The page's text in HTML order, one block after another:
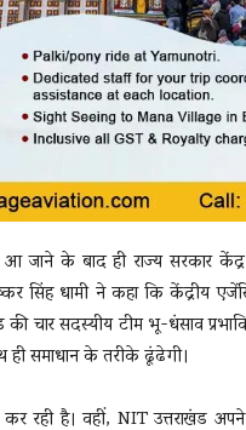
जाने के बाद ही राज्य सरकार
सिंह धामी ने कहा कि केंद्रीय
सदस्यीय टीम भू-धंसाव
समाधान के तरीके ढूंढेगी।
रही है। वहीं, NIT उत्तराखंड